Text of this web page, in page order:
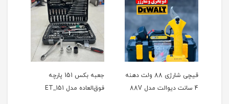
قیچی شارژی 88 ولت دهنه
4 سانت دیوالت مدل 88V
جعبه بکس 151 پارچه
فوق‌العاده مدل ET_151